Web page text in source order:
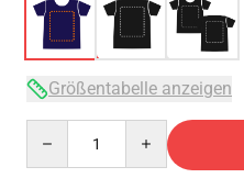
Größentabelle anzeigen